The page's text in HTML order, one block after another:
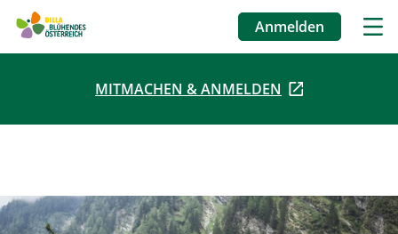
Direkt
Benutzermenü
Anmelden
MITMACHEN & ANMELDEN